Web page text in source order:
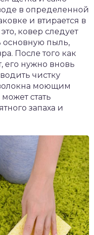
в определенной
и втирается в
ковер следует
основную пыль,
После того как
его нужно вновь
чистку
моющим
стать
запаха и